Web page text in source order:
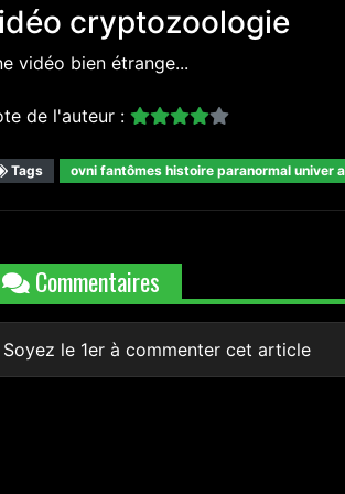
cryptozoologie
vidéo bien étrange...
de l'auteur :
Tags ovni fantômes histoire paranormal univer
Commentaires
Soyez le 1er à commenter cet article